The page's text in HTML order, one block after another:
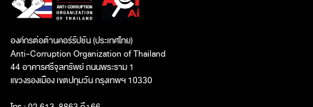
องค์กรต่อต้านคอร์รัปชัน (ประเทศไทย)
Anti-Corruption Organization of Thailand
44 อาคารศรีจุลทรัพย์ ถนนพระราม 1
แขวงรองเมือง เขตปทุมวัน กรุงเทพฯ 10330